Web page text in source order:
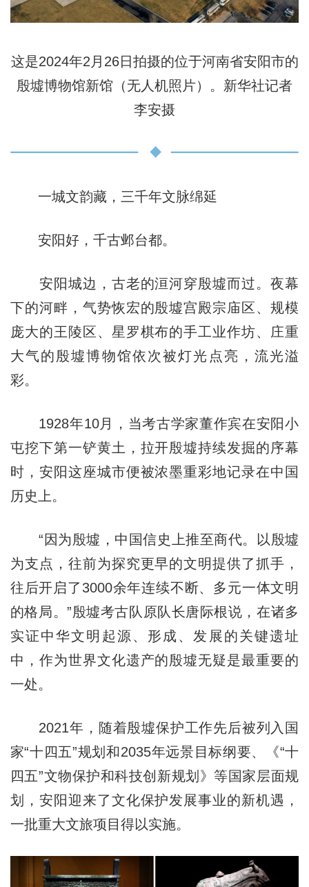
这是2024年2月26日拍摄的位于河南省安阳市的
殷墟博物馆新馆（无人机照片）。新华社记者
李安摄
一城文韵藏，三千年文脉绵延
安阳好，千古邺台都。
安阳城边，古老的洹河穿殷墟而过。夜幕
下的河畔，气势恢宏的殷墟宫殿宗庙区、规模
庞大的王陵区、星罗棋布的手工业作坊、庄重
大气的殷墟博物馆依次被灯光点亮，流光溢
彩。
1928年10月，当考古学家董作宾在安阳小
屯挖下第一铲黄土，拉开殷墟持续发掘的序幕
时，安阳这座城市便被浓墨重彩地记录在中国
历史上。
“因为殷墟，中国信史上推至商代。以殷墟
为支点，往前为探究更早的文明提供了抓手，
往后开启了3000余年连续不断、多元一体文明
的格局。”殷墟考古队原队长唐际根说，在诸多
实证中华文明起源、形成、发展的关键遗址
中，作为世界文化遗产的殷墟无疑是最重要的
一处。
2021年，随着殷墟保护工作先后被列入国
家“十四五”规划和2035年远景目标纲要、《“十
四五”文物保护和科技创新规划》等国家层面规
划，安阳迎来了文化保护发展事业的新机遇，
一批重大文旅项目得以实施。